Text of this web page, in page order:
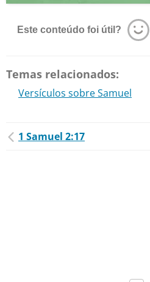
Este conteúdo foi útil?
Temas relacionados:
Versículos sobre Samuel
1 Samuel 2:17